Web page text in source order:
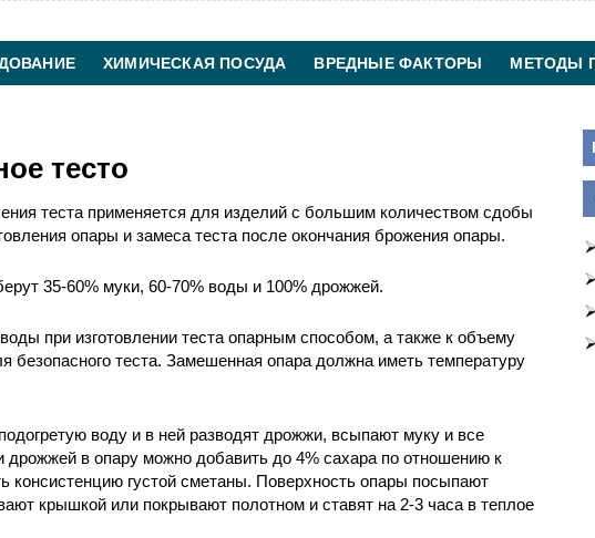
ХИМИЧЕСКАЯ ПОСУДА ВРЕДНЫЕ ФАКТОРЫ МЕТОДЫ
тесто
теста применяется для изделий с большим количеством сдобы
опары и замеса теста после окончания брожения опары.
35-60% муки, 60-70% воды и 100% дрожжей.
при изготовлении теста опарным способом, а также к объему
безопасного теста. Замешенная опара должна иметь температуру
воду и в ней разводят дрожжи, всыпают муку и все
дрожжей в опару можно добавить до 4% сахара по отношению к
консистенцию густой сметаны. Поверхность опары посыпают
крышкой или покрывают полотном и ставят на 2-3 часа в теплое